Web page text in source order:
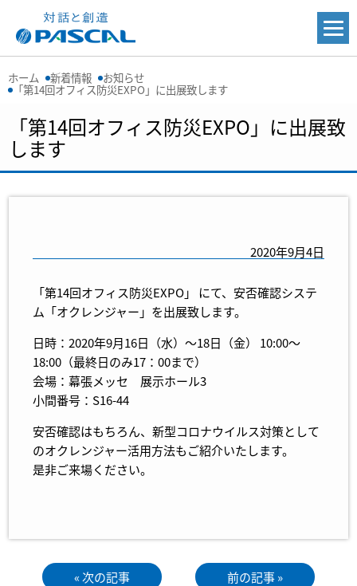
ホーム 新着情報 お知らせ
「第14回オフィス防災EXPO」に出展致します
「第14回オフィス防災EXPO」に出展致
します
2020年9月4日
「第14回オフィス防災EXPO」 にて、安否確認システ
ム「オクレンジャー」を出展致します。
日時：2020年9月16日（水）～18日（金） 10:00～
18:00（最終日のみ17：00まで）
会場：幕張メッセ 展示ホール3
小間番号：S16-44
安否確認はもちろん、新型コロナウイルス対策として
のオクレンジャー活用方法もご紹介いたします。
是非ご来場ください。
« 次の記事 前の記事 »